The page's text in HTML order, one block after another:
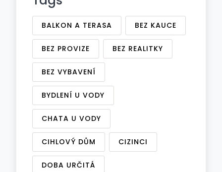
BALKON A TERASA BEZ KAUCE
BEZ PROVIZE BEZ REALITKY
BEZ VYBAVENÍ
BYDLENÍ U VODY
CHATA U VODY
CIHLOVÝ DŮM CIZINCI
DOBA URČITÁ